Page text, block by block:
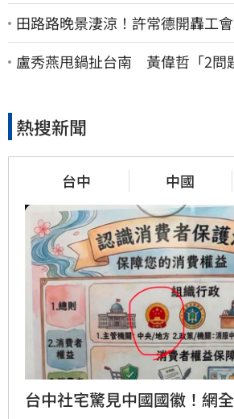
田路路晚景淒涼！許常德開轟工
了：別只包紅包慰問
盧秀燕甩鍋扯台南 黃偉哲「2問
熱搜新聞
台中 中國
台中社宅驚見中國國徽！網